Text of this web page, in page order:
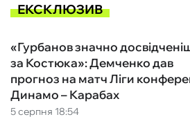
ЕКСКЛЮЗИВ
5 серпня 18:54
«Гурбанов значно
за Костюка»: Демченко дав
прогноз на матч Ліги
Динамо – Карабах